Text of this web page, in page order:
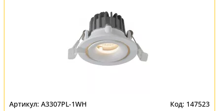
A3307PL-1WH 147523